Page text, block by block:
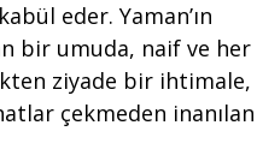
eder. Yaman’ın
bir umuda, naif ve her
ziyade bir ihtimale,
çekmeden inanılan